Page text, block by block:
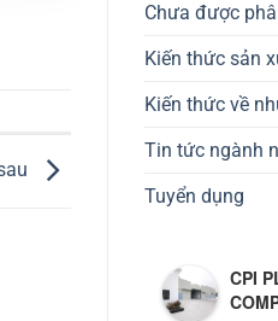
Chưa được
Kiến thức sản
Kiến thức về
Tin tức ngành
Tuyển dụng
CPI